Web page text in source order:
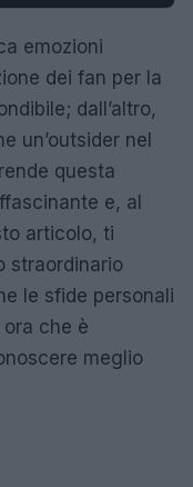
emozioni
dei fan per la
dall’altro,
un’outsider nel
questa
e, al
articolo, ti
straordinario
le sfide personali
che è
meglio